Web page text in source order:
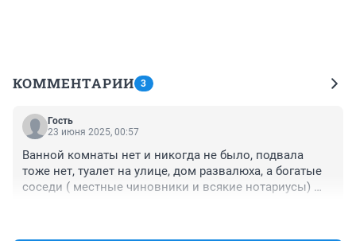
КОММЕНТАРИИ 3
Гость
23 июня 2025, 00:57
Ванной комнаты нет и никогда не было, подвала
тоже нет, туалет на улице, дом развалюха, а богатые
соседи ( местные чиновники и всякие нотариусы)